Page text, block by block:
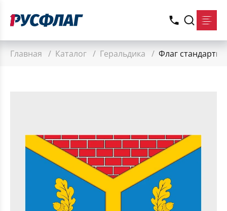
Главная / Каталог / Геральдика / Флаг